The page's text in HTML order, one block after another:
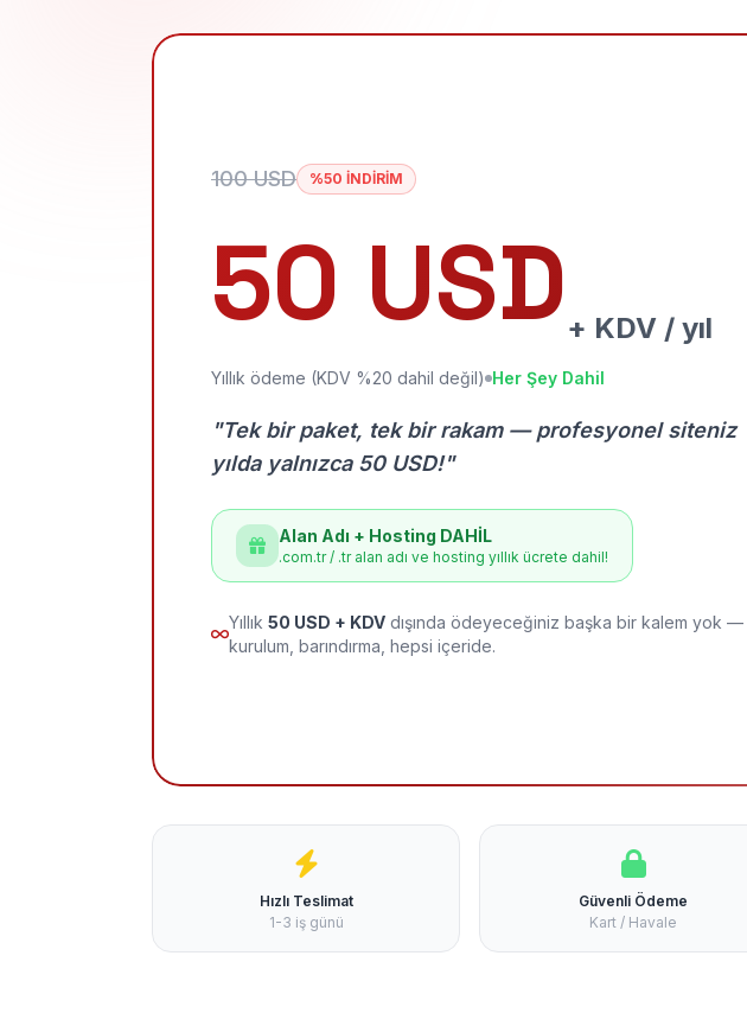
100 USD %50 İNDİRİM
50 USD + KDV / yıl
Yıllık ödeme (KDV %20 dahil değil) Her Şey Dahil
"Tek bir paket, tek bir rakam — profesyonel siteniz
yılda yalnızca 50 USD!"
Alan Adı + Hosting DAHİL
.com.tr / .tr alan adı ve hosting yıllık ücrete dahil!
Yıllık 50 USD + KDV dışında ödeyeceğiniz başka bir kalem yok —
kurulum, barındırma, hepsi içeride.
Hızlı Teslimat
1-3 iş günü
Güvenli Ödeme
Kart / Havale